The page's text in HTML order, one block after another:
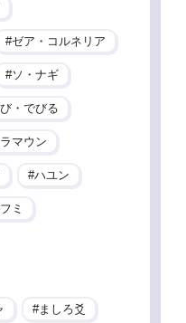
ゼア・コルネリア
ソ・ナギ
・でびる
マウン
ハユン
フミ
ましろ爻